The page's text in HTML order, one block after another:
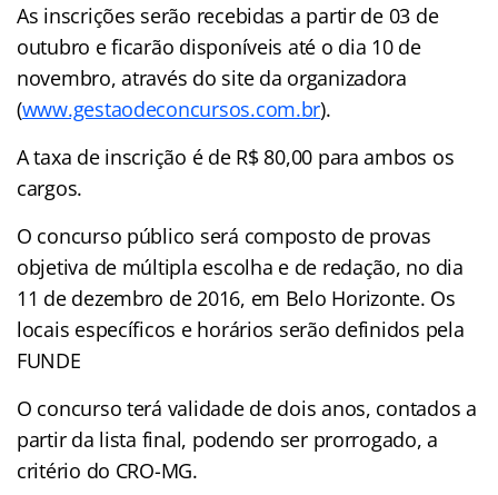
As inscrições serão recebidas a partir de 03 de
outubro e ficarão disponíveis até o dia 10 de
novembro, através do site da organizadora
(www.gestaodeconcursos.com.br).
A taxa de inscrição é de R$ 80,00 para ambos os
cargos.
O concurso público será composto de provas
objetiva de múltipla escolha e de redação, no dia
11 de dezembro de 2016, em Belo Horizonte. Os
locais específicos e horários serão definidos pela
FUNDE
O concurso terá validade de dois anos, contados a
partir da lista final, podendo ser prorrogado, a
critério do CRO-MG.